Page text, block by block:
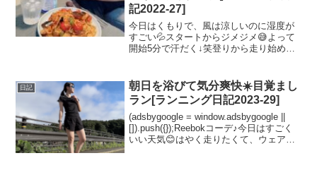
記2022-27]
今日はくもりで、風は涼しいのに湿度が
すごい💦スタートからジメジメ😅よって
開始5分で汗だく↓笑登りから走り始めた
り晴れてる方がテンション上がります。
くもり空の日はゆっくり...
日記
朝日を浴びて気分爽快☀️目覚まし
ラン[ランニング日記2023-29]
(adsbygoogle = window.adsbygoogle ||
[]).push({});Reebokコーデ♪今日はすごく
いい天気😊はやく走りたくて、ウェアは